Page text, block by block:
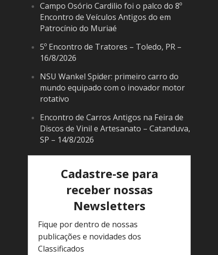
Campo Osório Cardilio foi o palco do 8º
Encontro de Veículos Antigos do em
Patrocínio do Muriaé
5º Encontro de Tratores – Toledo, PR –
16/8/2026
NSU Wankel Spider: primeiro carro do
mundo equipado com o inovador motor
rotativo
Encontro de Carros Antigos na Feira de
Discos de Vinil e Artesanato – Catanduva,
SP – 14/8/2026